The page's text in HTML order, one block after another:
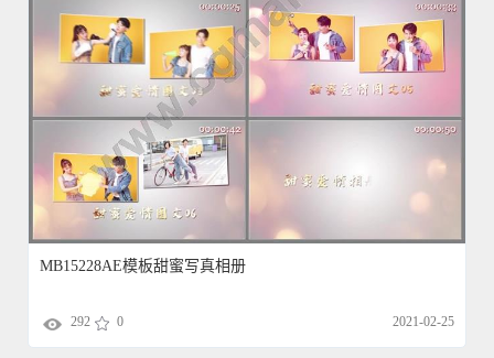
MB15228AE模板甜蜜写真相册
292 0 2021-02-25